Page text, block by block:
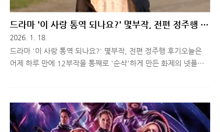
드라마 '이 사랑 통역 되나요?' 몇부작, 전편 정주행 후
기
2026. 1. 18.
드라마 '이 사랑 통역 되나요?' 몇부작, 전편 정주행 후기오늘은
어제 하루 만에 12부작을 통째로 '순삭'하게 만든 화제의 넷플릭
로맨틱 코미디를 넘어선 묵직한 감동과 미스터리까지 담겨 있어
여운이 가시질 않네요. 1. 작품 기본 정보 - 믿고 보는 제작진과 배